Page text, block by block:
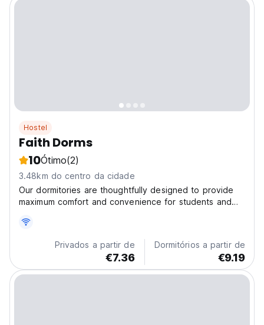
Hostel
Faith Dorms
10Ótimo(2)
3.48km do centro da cidade
Our dormitories are thoughtfully designed to provide
maximum comfort and convenience for students and
private rooms with en-suite bathrooms, we have
something for everyone. You'll have easy access to
Privados a partir de
€7.36
Dormitórios a partir de
€9.19